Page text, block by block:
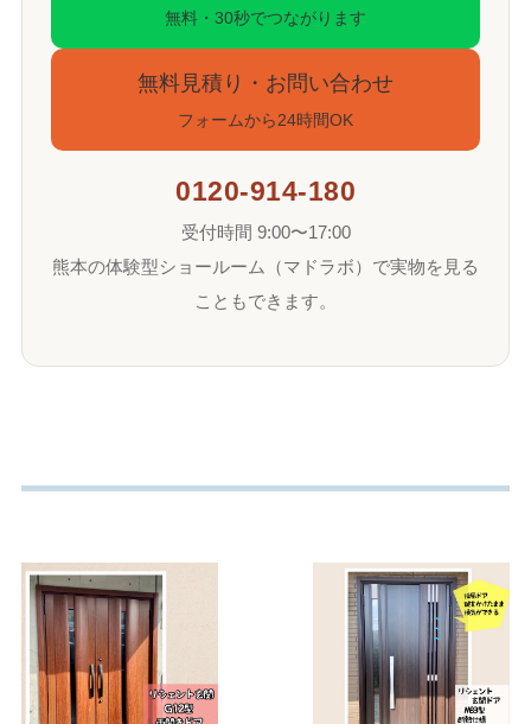
無料・30秒でつながります
無料見積り・お問い合わせ
フォームから24時間OK
0120-914-180
受付時間 9:00〜17:00
熊本の体験型ショールーム（マドラボ）で実物を見る
こともできます。